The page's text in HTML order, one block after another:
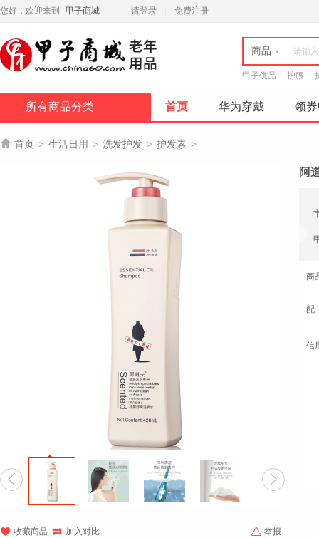
您好，欢迎来到 甲子商城 请登录 免费注册
商品
甲子优品 护腰
所有商品分类 首页 华为穿戴 领
 首页 > 生活日用 > 洗发护发 > 护发素 >
 
 收藏商品  加入对比  举报
阿
商
信